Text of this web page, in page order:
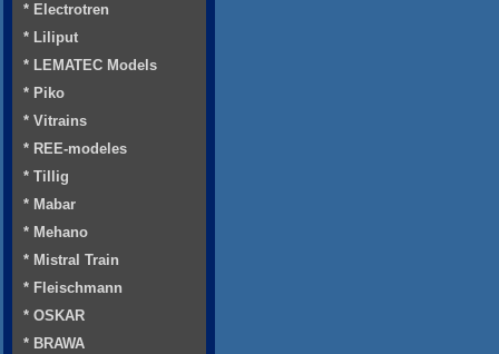
* Electrotren
* Liliput
* LEMATEC Models
* Piko
* Vitrains
* REE-modeles
* Tillig
* Mabar
* Mehano
* Mistral Train
* Fleischmann
* OSKAR
* BRAWA